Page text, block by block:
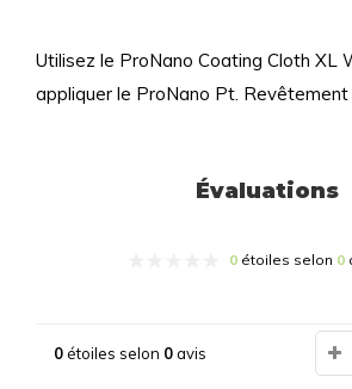
Utilisez le ProNano Coating Cloth XL
appliquer le ProNano Pt. Revêtement
Évaluations
0 étoiles selon 0
0étoiles selon 0avis